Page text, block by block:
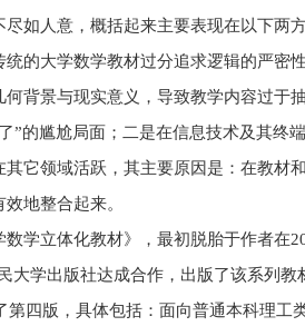
尽如人意，概括起来主要表现在以下两
统的大学数学教材过分追求逻辑的严密
何背景与现实意义，导致教学内容过于
”的尴尬局面；二是在信息技术及其终
其它领域活跃，其主要原因是：在教材
地整合起来。
数学立体化教材》，最初脱胎于作者在
大学出版社达成合作，出版了该系列
第四版，具体包括：面向普通本科理